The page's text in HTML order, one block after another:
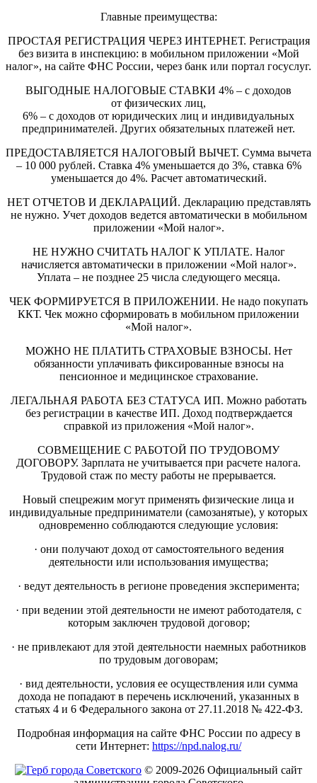
Главные преимущества:
ПРОСТАЯ РЕГИСТРАЦИЯ ЧЕРЕЗ ИНТЕРНЕТ. Регистрация
без визита в инспекцию: в мобильном приложении «Мой
налог», на сайте ФНС России, через банк или портал госуслуг.
ВЫГОДНЫЕ НАЛОГОВЫЕ СТАВКИ 4% – с доходов
от физических лиц,
6% – с доходов от юридических лиц и индивидуальных
предпринимателей. Других обязательных платежей нет.
ПРЕДОСТАВЛЯЕТСЯ НАЛОГОВЫЙ ВЫЧЕТ. Сумма вычета
– 10 000 рублей. Ставка 4% уменьшается до 3%, ставка 6%
уменьшается до 4%. Расчет автоматический.
НЕТ ОТЧЕТОВ И ДЕКЛАРАЦИЙ. Декларацию представлять
не нужно. Учет доходов ведется автоматически в мобильном
приложении «Мой налог».
НЕ НУЖНО СЧИТАТЬ НАЛОГ К УПЛАТЕ. Налог
начисляется автоматически в приложении «Мой налог».
Уплата – не позднее 25 числа следующего месяца.
ЧЕК ФОРМИРУЕТСЯ В ПРИЛОЖЕНИИ. Не надо покупать
ККТ. Чек можно сформировать в мобильном приложении
«Мой налог».
МОЖНО НЕ ПЛАТИТЬ СТРАХОВЫЕ ВЗНОСЫ. Нет
обязанности уплачивать фиксированные взносы на
пенсионное и медицинское страхование.
ЛЕГАЛЬНАЯ РАБОТА БЕЗ СТАТУСА ИП. Можно работать
без регистрации в качестве ИП. Доход подтверждается
справкой из приложения «Мой налог».
СОВМЕЩЕНИЕ С РАБОТОЙ ПО ТРУДОВОМУ
ДОГОВОРУ. Зарплата не учитывается при расчете налога.
Трудовой стаж по месту работы не прерывается.
Новый спецрежим могут применять физические лица и
индивидуальные предприниматели (самозанятые), у которых
одновременно соблюдаются следующие условия:
· они получают доход от самостоятельного ведения
деятельности или использования имущества;
· ведут деятельность в регионе проведения эксперимента;
· при ведении этой деятельности не имеют работодателя, с
которым заключен трудовой договор;
· не привлекают для этой деятельности наемных работников
по трудовым договорам;
· вид деятельности, условия ее осуществления или сумма
дохода не попадают в перечень исключений, указанных в
статьях 4 и 6 Федерального закона от 27.11.2018 № 422-ФЗ.
Подробная информация на сайте ФНС России по адресу в
сети Интернет: https://npd.nalog.ru/
© 2009-2026 Официальный сайт